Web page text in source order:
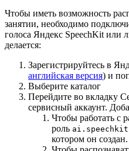
Чтобы иметь возможность
занятии, необходимо
голоса Яндекс SpeechKit или
делается:
Зарегистрируйтесь в
английская версия) и
Выберите каталог
Перейдите во вкладку
сервисный аккаунт.
Чтобы работать с
роль
котором он создан.